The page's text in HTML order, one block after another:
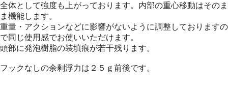
全体として強度も上がっております。内部の重心移動はそのま
ま機能します。
重量・アクションなどに影響がないように調整しておりますの
で同じ使用感でお使いいただけます。
頭部に発泡樹脂の装填痕が若干残ります。
フックなしの余剰浮力は２５ｇ前後です。